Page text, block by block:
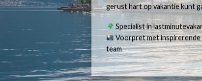
gerust hart op vakantie kunt
Specialist in
Voorpret met inspirerende
team